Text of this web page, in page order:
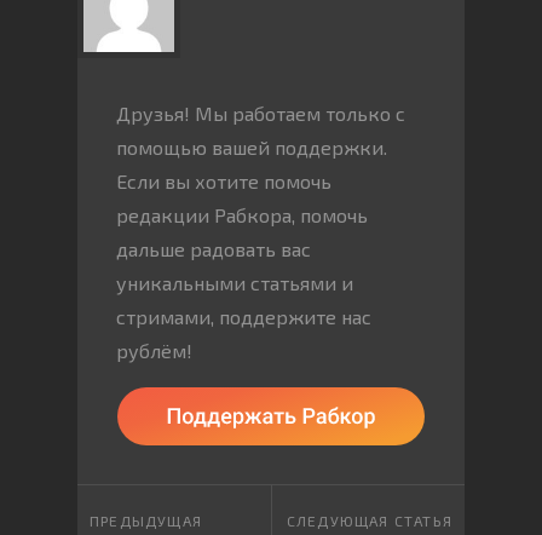
Друзья! Мы работаем только с
помощью вашей поддержки.
Если вы хотите помочь
редакции Рабкора, помочь
дальше радовать вас
уникальными статьями и
стримами, поддержите нас
рублём!